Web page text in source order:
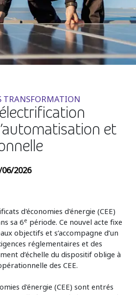
solution
cargo
TRANSFORMATION
et
2026
d'économies d'énergie (CEE)
sa 6e période. Ce nouvel acte fixe
objectifs et s’accompagne d’un
réglementaires et des
d’échelle du dispositif oblige à
des CEE.
d'énergie (CEE) sont entrés